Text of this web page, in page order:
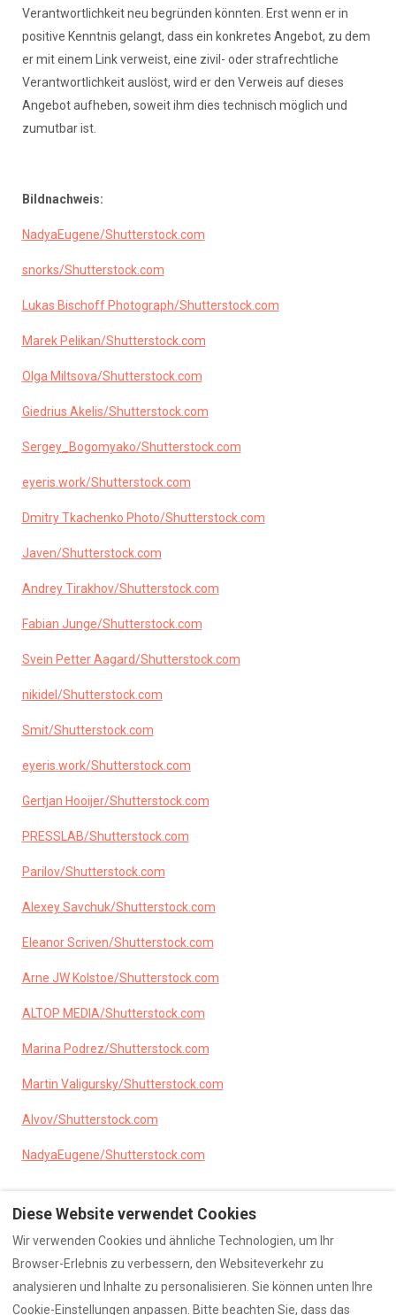
Verantwortlichkeit neu begründen könnten. Erst wenn er in
positive Kenntnis gelangt, dass ein konkretes Angebot, zu dem
er mit einem Link verweist, eine zivil- oder strafrechtliche
Verantwortlichkeit auslöst, wird er den Verweis auf dieses
Angebot aufheben, soweit ihm dies technisch möglich und
zumutbar ist.
Bildnachweis:
NadyaEugene/Shutterstock.com
snorks/Shutterstock.com
Lukas Bischoff Photograph/Shutterstock.com
Marek Pelikan/Shutterstock.com
Olga Miltsova/Shutterstock.com
Giedrius Akelis/Shutterstock.com
Sergey_Bogomyako/Shutterstock.com
eyeris.work/Shutterstock.com
Dmitry Tkachenko Photo/Shutterstock.com
Javen/Shutterstock.com
Andrey Tirakhov/Shutterstock.com
Fabian Junge/Shutterstock.com
Svein Petter Aagard/Shutterstock.com
nikidel /Shutterstock.com
Smit/Shutterstock.com
eyeris.work/Shutterstock.com
Gertjan Hooijer/Shutterstock.com
PRESSLAB/Shutterstock.com
Parilov/Shutterstock.com
Alexey Savchuk/Shutterstock.com
Eleanor Scriven/Shutterstock.com
Arne JW Kolstoe/Shutterstock.com
ALTOP MEDIA/Shutterstock.com
Marina Podrez/Shutterstock.com
Martin Valigursky/Shutterstock.com
Alvov/Shutterstock.com
NadyaEugene/Shutterstock.com
Lage Fotos Impressum
Barrierefreiheit
Datenschutz
Kontakt
Diese Website verwendet Cookies
Wir verwenden Cookies und ähnliche Technologien, um Ihr
Browser-Erlebnis zu verbessern, den Websiteverkehr zu
analysieren und Inhalte zu personalisieren. Sie können unten Ihre
Cookie-Einstellungen anpassen. Bitte beachten Sie, dass das